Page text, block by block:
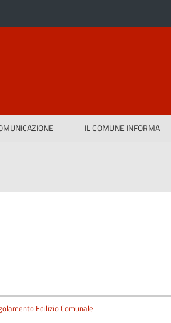
IL COMUNE INFORMA
Edilizio Comunale